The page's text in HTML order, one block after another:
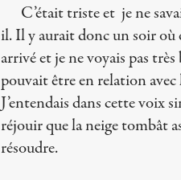
C’était triste et je ne
il. Il y aurait donc un soir où
arrivé et je ne voyais pas
pouvait être en relation
J’entendais dans cette voix
réjouir que la neige tombât
résoudre.